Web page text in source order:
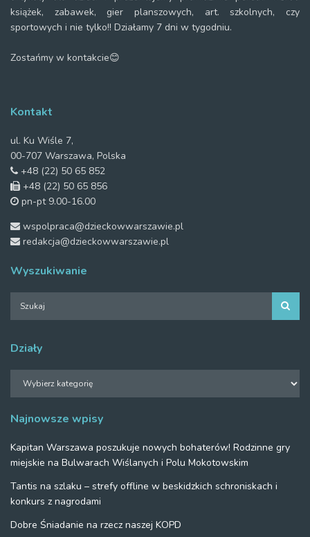
książek, zabawek, gier planszowych, art. szkolnych, czy
sportowych i nie tylko!! Działamy 7 dni w tygodniu.
Zostańmy w kontakcie😊
Kontakt
ul. Ku Wiśle 7,
00-707 Warszawa, Polska
+48 (22) 50 65 852
+48 (22) 50 65 856
pn-pt 9.00-16.00
wspolpraca@dzieckowwarszawie.pl
redakcja@dzieckowwarszawie.pl
Wyszukiwanie
Działy
Najnowsze wpisy
Kapitan Warszawa poszukuje nowych bohaterów! Rodzinne gry
miejskie na Bulwarach Wiślanych i Polu Mokotowskim
Tantis na szlaku – strefy offline w beskidzkich schroniskach i
konkurs z nagrodami
Dobre Śniadanie na rzecz naszej KOPD